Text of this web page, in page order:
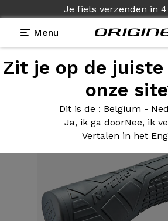
Je fiets verzenden in
Menu
Zit je op de juiste
onze
Dit is de : Belgium -
Ja, ik ga doorNee, ik
Vertalen in het
Uitrusting>Handvat >
vergrendeling